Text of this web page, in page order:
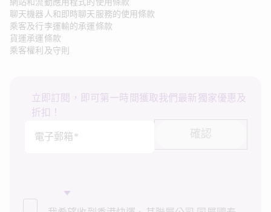
聊天機器人和即時聊天服務的使用條款
乘客及行李運輸的承運條款
貨運承運條款
乘客權利及守則
立即訂閱，即可第一時間獲取我們最新獨家優惠及
折扣！
電子郵箱*
確認